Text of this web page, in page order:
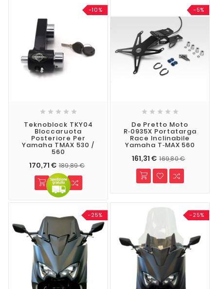
-10%
    
Teknoblock TKY04
Bloccaruota
Posteriore Per
Yamaha TMAX 530 /
560
170,71 € 189,89 €
-5%
    
De Pretto Moto
R‑0935X Portatarga
Race Inclinabile
Yamaha T‑MAX 560
161,31 € 169,80 €
-25% -25%